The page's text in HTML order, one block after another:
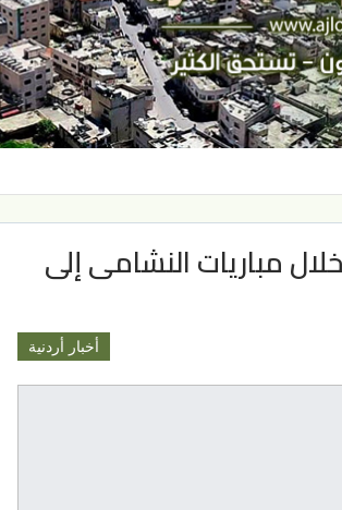
مباريات النشامى إلى
أخبار أردنية